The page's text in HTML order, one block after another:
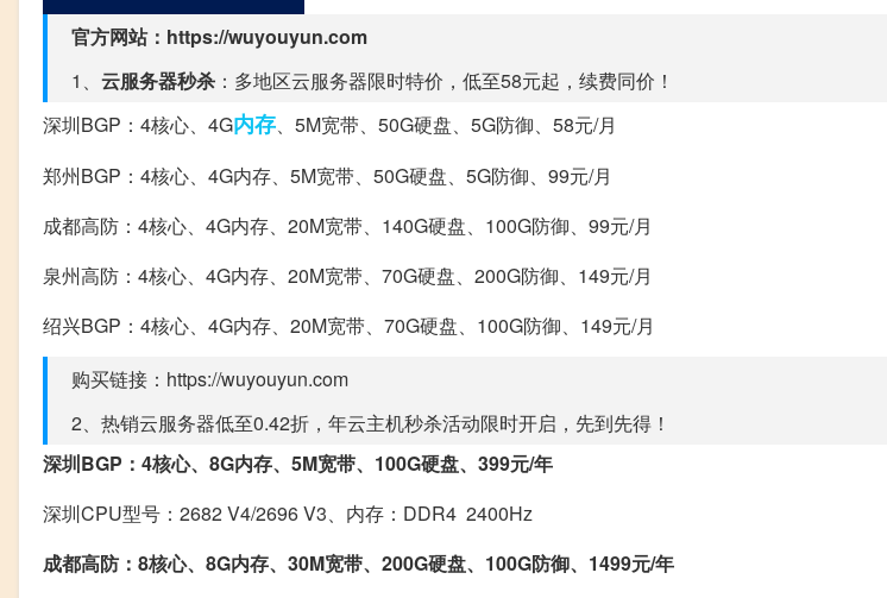
官方网站：https://wuyouyun.com
1、 云服务器秒杀 ：多地区云服务器限时特价，低至58元起，续费同价！
深圳BGP：4核心、4G内存、5M宽带、50G硬盘、5G防御、58元/月
郑州BGP：4核心、4G内存、5M宽带、50G硬盘、5G防御、99元/月
成都高防：4核心、4G内存、20M宽带、140G硬盘、100G防御、99元/月
泉州高防：4核心、4G内存、20M宽带、70G硬盘、200G防御、149元/月
绍兴BGP：4核心、4G内存、20M宽带、70G硬盘、100G防御、149元/月
购买链接：https://wuyouyun.com
2、热销云服务器低至0.42折，年云主机秒杀活动限时开启，先到先得！
深圳BGP：4核心、8G内存、5M宽带、100G硬盘、399元/年
深圳CPU型号：2682 V4/2696 V3、内存：DDR4 2400Hz
成都高防：8核心、8G内存、30M宽带、200G硬盘、100G防御、1499元/年